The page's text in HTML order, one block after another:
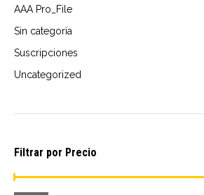
AAA Pro_File
Sin categoría
Suscripciones
Uncategorized
Filtrar por Precio